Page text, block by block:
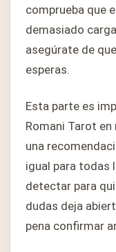
comprueba que
demasiado
asegúrate de
esperas.
Esta parte es
Romani Tarot
una
igual para todas
detectar para
dudas deja
pena confirmar